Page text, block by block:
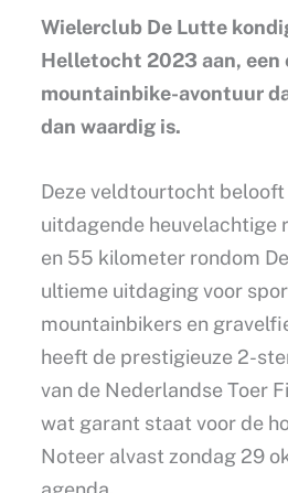
Wielerclub De Lutte
Helletocht 2023 aan, een
mountainbike-avontuur
dan waardig is.
Deze veldtourtocht
uitdagende heuvelachtige
en 55 kilometer rondom
ultieme uitdaging voor
mountainbikers en
heeft de prestigieuze 2-
van de Nederlandse Toer
wat garant staat voor de
Noteer alvast zondag 29